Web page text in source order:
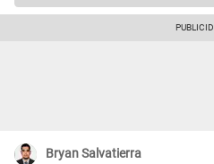
Bryan Salvatierra